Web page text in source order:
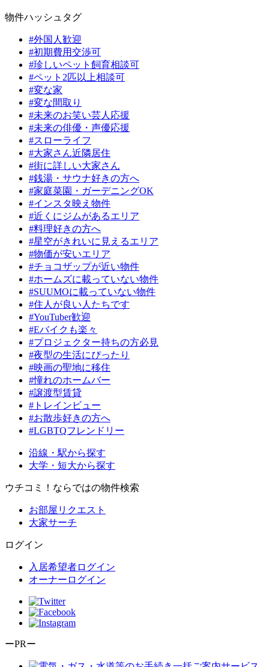
物件ハッシュタグ
#外国人歓迎
#初期費用交渉可
#珍しいペット飼育相談可
#ペット2匹以上相談可
#変な家
#変な間取り
#未来のお笑い芸人応援
#未来の俳優・声優応援
#スローライフ
#大家さん近隣居住
#街に詳しい大家さん
#銭湯・サウナ好きの方へ
#家庭菜園・ガーデニングOK
#インスタ映え物件
#近くにジムがあるエリア
#料理好きの方へ
#星空がきれいに見えるエリア
#物価が安いエリア
#チョコザップが近い物件
#ホームズに載っていない物件
#SUUMOに載っていない物件
#住人が良い人たちです
#YouTuber歓迎
#Eバイクも楽々
#プロジェクター持ちの方必見
#夜型の生活にぴったり
#映画の聖地に移住
#憧れのホームバー
#譲渡型賃貸
#トレインビュー
#お散歩好きの方へ
#LGBTQフレンドリー
沿線・駅から探す
大学・短大から探す
ウチコミ！ならではの物件検索
お部屋リクエスト
大家サーチ
ログイン
入居希望者ログイン
オーナーログイン
ーPRー